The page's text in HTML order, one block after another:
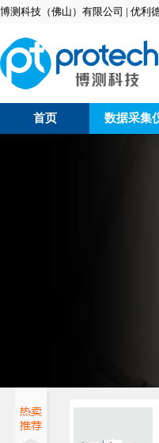
博测科技（佛山）有限公司 | 优利
首页 数据采集